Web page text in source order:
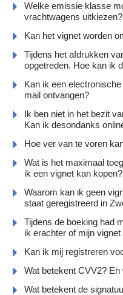
Welke emissie klasse
vrachtwagens uitkiezen?
Kan het vignet worden
Tijdens het afdrukken
opgetreden. Hoe kan ik
Kan ik een
mail ontvangen?
Ik ben niet in het bezit
Kan ik desondanks
Hoe ver van te voren
Wat is het maximaal
ik een vignet kan kopen?
Waarom kan ik geen
staat geregistreerd in
Tijdens de boeking had
ik erachter of mijn
Kan ik mij registreren
Wat betekent CVV2?
Wat betekent de